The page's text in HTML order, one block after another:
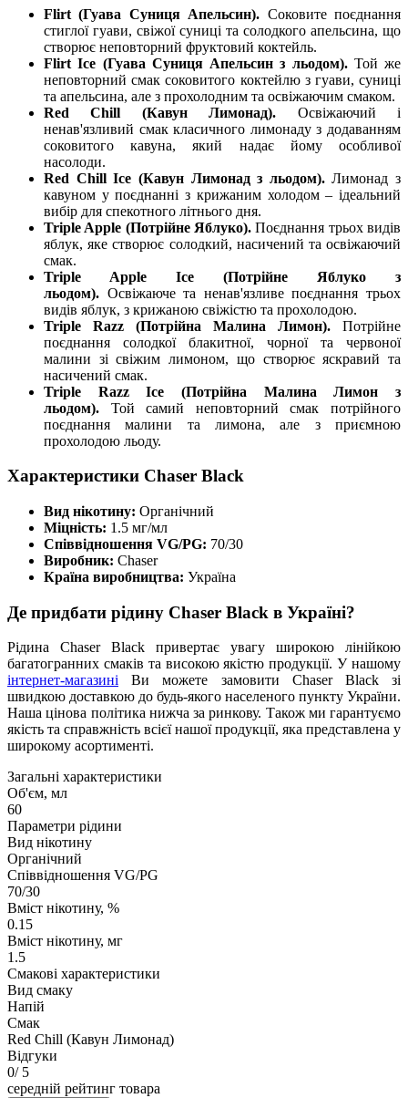
Flirt (Гуава Суниця Апельсин). Соковите поєднання
стиглої гуави, свіжої суниці та солодкого апельсина, що
створює неповторний фруктовий коктейль.
Flirt Ice (Гуава Суниця Апельсин з льодом). Той же
неповторний смак соковитого коктейлю з гуави, суниці
та апельсина, але з прохолодним та освіжаючим смаком.
Red Chill (Кавун Лимонад). Освіжаючий і
ненав'язливий смак класичного лимонаду з додаванням
соковитого кавуна, який надає йому особливої
насолоди.
Red Chill Ice (Кавун Лимонад з льодом).Лимонад з
кавуном у поєднанні з крижаним холодом – ідеальний
вибір для спекотного літнього дня.
Triple Apple (Потрійне Яблуко).Поєднання трьох видів
яблук, яке створює солодкий, насичений та освіжаючий
смак.
Triple Apple Ice (Потрійне Яблуко з
льодом). Освіжаюче та ненав'язливе поєднання трьох
видів яблук, з крижаною свіжістю та прохолодою.
Triple Razz (Потрійна Малина Лимон). Потрійне
поєднання солодкої блакитної, чорної та червоної
малини зі свіжим лимоном, що створює яскравий та
насичений смак.
Triple Razz Ice (Потрійна Малина Лимон з
льодом). Той самий неповторний смак потрійного
поєднання малини та лимона, але з приємною
прохолодою льоду.
Характеристики Chaser Black
Вид нікотину: Органічний
Міцність: 1.5 мг/мл
Співвідношення VG/PG: 70/30
Виробник: Chaser
Країна виробництва: Україна
Де придбати рідину Chaser Black в Україні?
Рідина Chaser Black привертає увагу широкою лінійкою
багатогранних смаків та високою якістю продукції. У нашому
інтернет-магазині Ви можете замовити Chaser Black зі
швидкою доставкою до будь-якого населеного пункту України.
Наша цінова політика нижча за ринкову. Також ми гарантуємо
якість та справжність всієї нашої продукції, яка представлена у
широкому асортименті.
Загальні характеристики
Об'єм, мл
60
Параметри рідини
Вид нікотину
Органічний
Співвідношення VG/PG
70/30
Вміст нікотину, %
0.15
Вміст нікотину, мг
1.5
Смакові характеристики
Вид смаку
Напій
Смак
Red Chill (Кавун Лимонад)
Відгуки
0/ 5
середній рейтинг товара